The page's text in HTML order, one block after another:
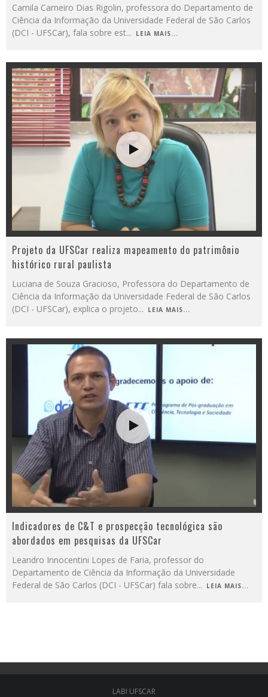
Camila Carneiro Dias Rigolin, professora do Departamento de
Ciência da Informação da Universidade Federal de São Carlos
(DCI - UFSCar), fala sobre est... LEIA MAIS...
Projeto da UFSCar realiza mapeamento do patrimônio
histórico rural paulista
Luciana de Souza Gracioso, Professora do Departamento de
Ciência da Informação da Universidade Federal de São Carlos
(DCI - UFSCar), explica o projeto... LEIA MAIS...
Indicadores de C&T e prospecção tecnológica são
abordados em pesquisas da UFSCar
Leandro Innocentini Lopes de Faria, professor do
Departamento de Ciência da Informação da Universidade
Federal de São Carlos (DCI - UFSCar) fala sobre... LEIA MAIS...
LABI UFSCAR